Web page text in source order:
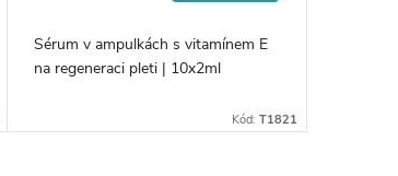
Sérum v ampulkách s vitamínem E
na regeneraci pleti | 10x2ml
Kód: T1821